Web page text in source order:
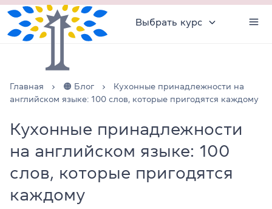
Выбрать курс
Главная 🟠 Блог
Кухонные принадлежности на
английском языке: 100 слов, которые пригодятся каждому
Кухонные принадлежности
на английском языке: 100
слов, которые пригодятся
каждому